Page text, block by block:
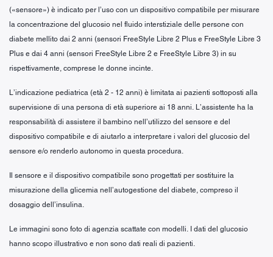
(«sensore») è indicato per l’uso con un dispositivo compatibile per misurare
la concentrazione del glucosio nel fluido interstiziale delle persone con
diabete mellito dai 2 anni (sensori FreeStyle Libre 2 Plus e FreeStyle Libre 3
Plus e dai 4 anni (sensori FreeStyle Libre 2 e FreeStyle Libre 3) in su
rispettivamente, comprese le donne incinte.
L’indicazione pediatrica (età 2 - 12 anni) è limitata ai pazienti sottoposti alla
supervisione di una persona di età superiore ai 18 anni. L’assistente ha la
responsabilità di assistere il bambino nell’utilizzo del sensore e del
dispositivo compatibile e di aiutarlo a interpretare i valori del glucosio del
sensore e/o renderlo autonomo in questa procedura.
Il sensore e il dispositivo compatibile sono progettati per sostituire la
misurazione della glicemia nell’autogestione del diabete, compreso il
dosaggio dell’insulina.
Le immagini sono foto di agenzia scattate con modelli. I dati del glucosio
hanno scopo illustrativo e non sono dati reali di pazienti.